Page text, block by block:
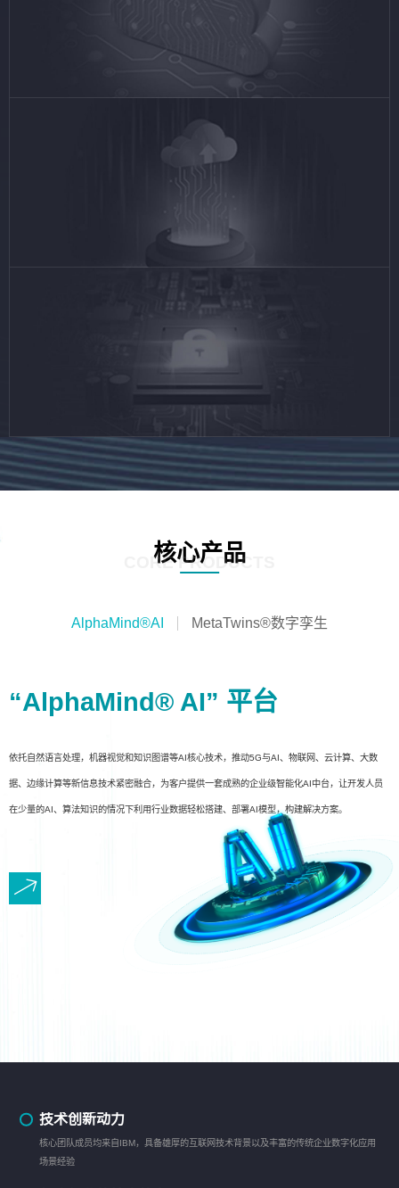
核心产品
CORE PRODUCTS
AlphaMind®AI MetaTwins®数字孪生
“AlphaMind® AI” 平台
依托自然语言处理，机器视觉和知识图谱等AI核心技术，推动5G与AI、物联网、云计算、大数
据、边缘计算等新信息技术紧密融合，为客户提供一套成熟的企业级智能化AI中台，让开发人员
在少量的AI、算法知识的情况下利用行业数据轻松搭建、部署AI模型，构建解决方案。
技术创新动力
核心团队成员均来自IBM，具备雄厚的互联网技术背景以及丰富的传统企业数字化应用
场景经验